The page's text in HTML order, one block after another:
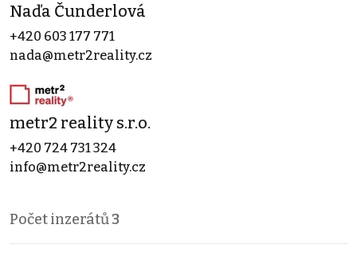
Naďa Čunderlová
+420 603 177 771
nada@metr2reality.cz
metr2 reality s.r.o.
+420 724 731 324
info@metr2reality.cz
Počet inzerátů3